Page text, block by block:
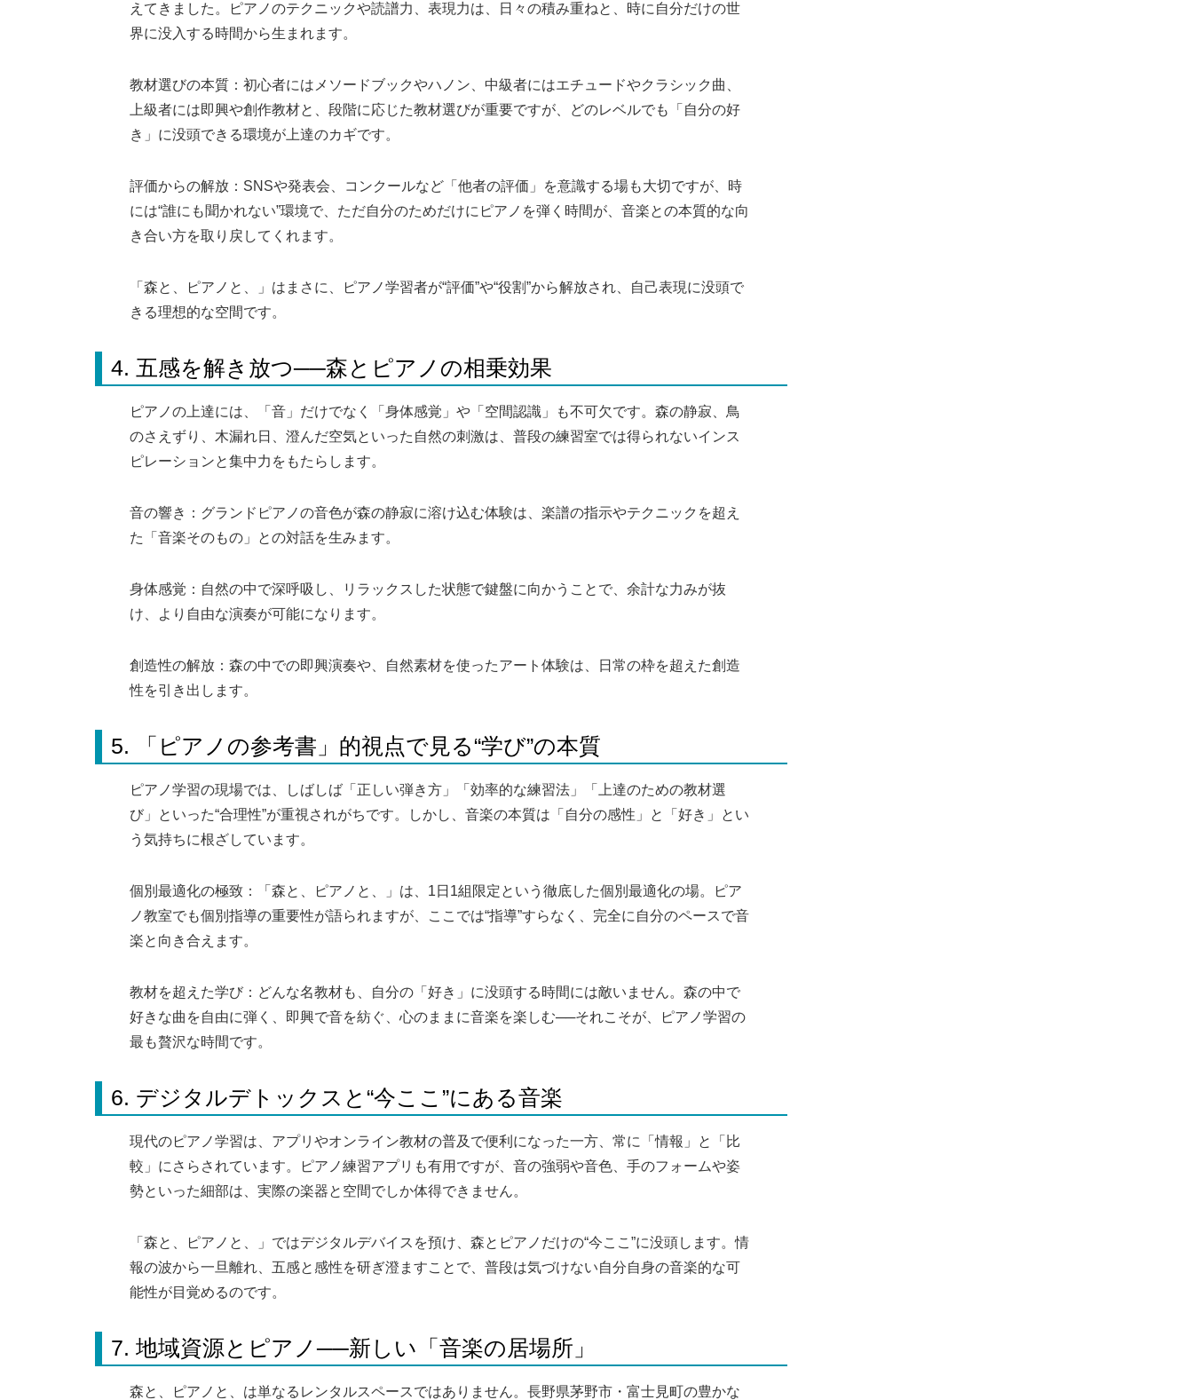
えてきました。ピアノのテクニックや読譜力、表現力は、日々の積み重ねと、時に自分だけの世
界に没入する時間から生まれます。
教材選びの本質：初心者にはメソードブックやハノン、中級者にはエチュードやクラシック曲、
上級者には即興や創作教材と、段階に応じた教材選びが重要ですが、どのレベルでも「自分の好
き」に没頭できる環境が上達のカギです。
評価からの解放：SNSや発表会、コンクールなど「他者の評価」を意識する場も大切ですが、時
には“誰にも聞かれない”環境で、ただ自分のためだけにピアノを弾く時間が、音楽との本質的な向
き合い方を取り戻してくれます。
「森と、ピアノと、」はまさに、ピアノ学習者が“評価”や“役割”から解放され、自己表現に没頭で
きる理想的な空間です。
4. 五感を解き放つ──森とピアノの相乗効果
ピアノの上達には、「音」だけでなく「身体感覚」や「空間認識」も不可欠です。森の静寂、鳥
のさえずり、木漏れ日、澄んだ空気といった自然の刺激は、普段の練習室では得られないインス
ピレーションと集中力をもたらします。
音の響き：グランドピアノの音色が森の静寂に溶け込む体験は、楽譜の指示やテクニックを超え
た「音楽そのもの」との対話を生みます。
身体感覚：自然の中で深呼吸し、リラックスした状態で鍵盤に向かうことで、余計な力みが抜
け、より自由な演奏が可能になります。
創造性の解放：森の中での即興演奏や、自然素材を使ったアート体験は、日常の枠を超えた創造
性を引き出します。
5. 「ピアノの参考書」的視点で見る“学び”の本質
ピアノ学習の現場では、しばしば「正しい弾き方」「効率的な練習法」「上達のための教材選
び」といった“合理性”が重視されがちです。しかし、音楽の本質は「自分の感性」と「好き」とい
う気持ちに根ざしています。
個別最適化の極致：「森と、ピアノと、」は、1日1組限定という徹底した個別最適化の場。ピア
ノ教室でも個別指導の重要性が語られますが、ここでは“指導”すらなく、完全に自分のペースで音
楽と向き合えます。
教材を超えた学び：どんな名教材も、自分の「好き」に没頭する時間には敵いません。森の中で
好きな曲を自由に弾く、即興で音を紡ぐ、心のままに音楽を楽しむ──それこそが、ピアノ学習の
最も贅沢な時間です。
6. デジタルデトックスと“今ここ”にある音楽
現代のピアノ学習は、アプリやオンライン教材の普及で便利になった一方、常に「情報」と「比
較」にさらされています。ピアノ練習アプリも有用ですが、音の強弱や音色、手のフォームや姿
勢といった細部は、実際の楽器と空間でしか体得できません。
「森と、ピアノと、」ではデジタルデバイスを預け、森とピアノだけの“今ここ”に没頭します。情
報の波から一旦離れ、五感と感性を研ぎ澄ますことで、普段は気づけない自分自身の音楽的な可
能性が目覚めるのです。
7. 地域資源とピアノ──新しい「音楽の居場所」
森と、ピアノと、は単なるレンタルスペースではありません。長野県茅野市・富士見町の豊かな